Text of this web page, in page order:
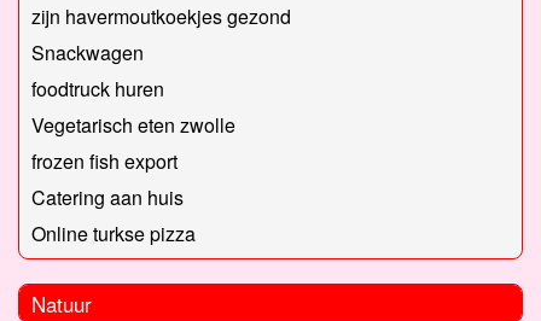
zijn havermoutkoekjes gezond
Snackwagen
foodtruck huren
Vegetarisch eten zwolle
frozen fish export
Catering aan huis
Online turkse pizza
Natuur